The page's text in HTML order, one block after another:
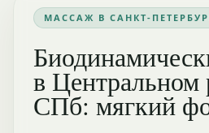
МАССАЖ В САНКТ-
в Центральном
СПб: мягкий